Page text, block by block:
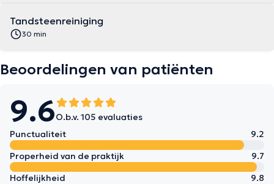
Tandsteenreiniging
30 min
Beoordelingen van patiënten
9.6O.b.v. 105 evaluaties
Punctualiteit
9.2
Properheid van de praktijk
9.7
Hoffelijkheid
9.8